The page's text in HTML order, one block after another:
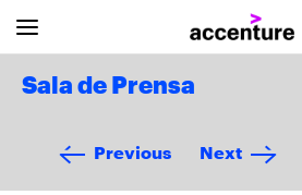
Sala de Prensa
Previous Next